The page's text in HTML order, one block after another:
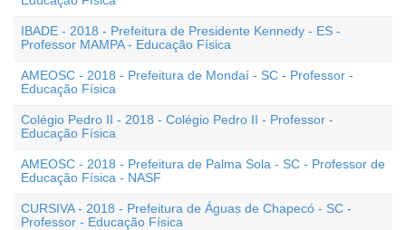
IBADE - 2018 - Prefeitura de Presidente Kennedy - ES -
Professor MAMPA - Educação Física
AMEOSC - 2018 - Prefeitura de Mondaí - SC - Professor -
Educação Física
Colégio Pedro II - 2018 - Colégio Pedro II - Professor -
Educação Física
AMEOSC - 2018 - Prefeitura de Palma Sola - SC - Professor de
Educação Física - NASF
CURSIVA - 2018 - Prefeitura de Águas de Chapecó - SC -
Professor - Educação Física